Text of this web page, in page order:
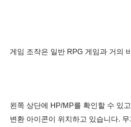
게임 조작은 일반 RPG 게임과 거의
왼쪽 상단에 HP/MP를 확인할 수 있
변환 아이콘이 위치하고 있습니다. 무